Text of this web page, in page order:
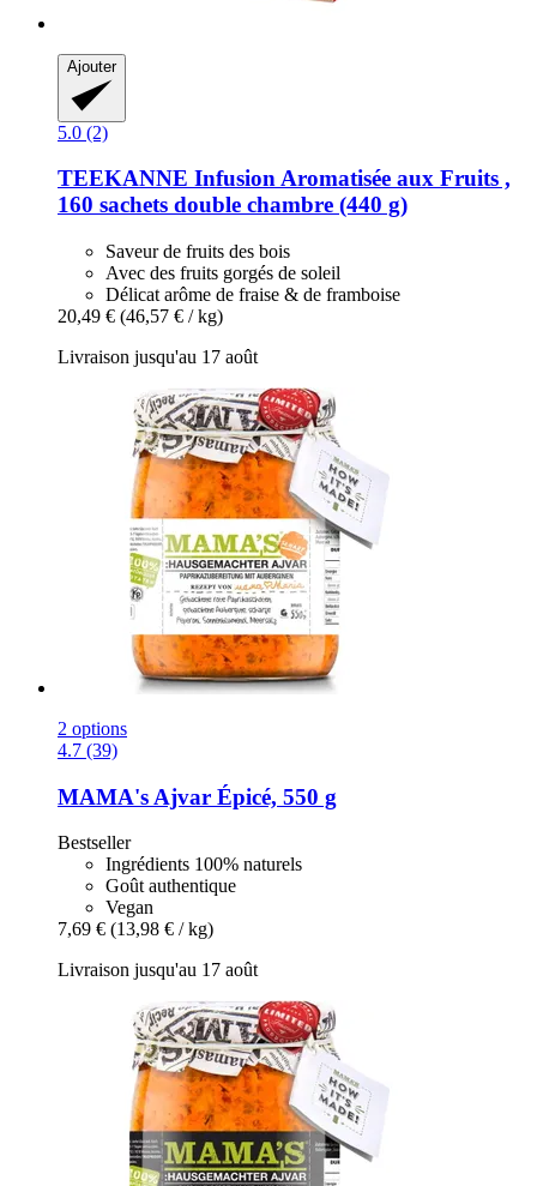
Ajouter
5.0 (2)
TEEKANNE Infusion Aromatisée aux Fruits ,
160 sachets double chambre (440 g)
Saveur de fruits des bois
Avec des fruits gorgés de soleil
Délicat arôme de fraise & de framboise
20,49 € (46,57 € / kg)
Livraison jusqu'au 17 août
2 options
4.7 (39)
MAMA's Ajvar Épicé, 550 g
Bestseller
Ingrédients 100% naturels
Goût authentique
Vegan
7,69 € (13,98 € / kg)
Livraison jusqu'au 17 août